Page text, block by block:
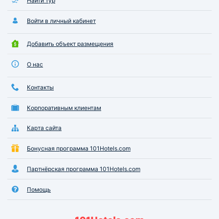
Войти в личный кабинет
Добавить объект размещения
О нас
Контакты
Корпоративным клиентам
Карта сайта
Бонусная программа 101Hotels.com
Партнёрская программа 101Hotels.com
Помощь